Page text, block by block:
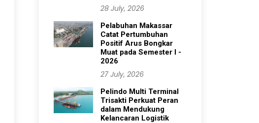
28 July, 2026
Pelabuhan Makassar
Catat Pertumbuhan
Positif Arus Bongkar
Muat pada Semester I -
2026
27 July, 2026
Pelindo Multi Terminal
Trisakti Perkuat Peran
dalam Mendukung
Kelancaran Logistik